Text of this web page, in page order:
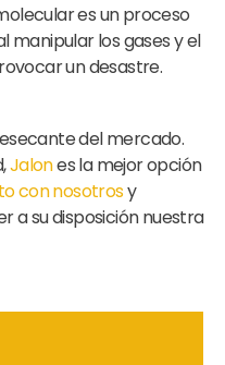
es un proceso
manipular los gases y el
un desastre.
del mercado.
Jalones la mejor opción
con nosotrosy
a su disposición nuestra